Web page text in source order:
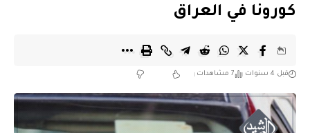
كورونا في العراق
قبل 4 سنوات 7 مشاهدات